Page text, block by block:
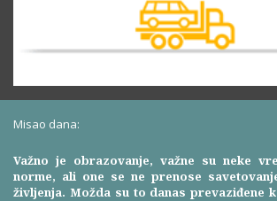
Misao dana:
Važno je obrazovanje, važne su neke
norme, ali one se ne prenose
življenja. Možda su to danas prevaziđene